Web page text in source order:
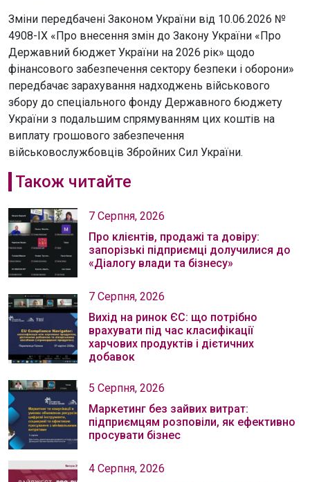
Зміни передбачені Законом України від 10.06.2026 №
4908-ІХ «Про внесення змін до Закону України «Про
Державний бюджет України на 2026 рік» щодо
фінансового забезпечення сектору безпеки і оборони»
передбачає зарахування надходжень військового
збору до спеціального фонду Державного бюджету
України з подальшим спрямуванням цих коштів на
виплату грошового забезпечення
військовослужбовців Збройних Сил України.
Також читайте
7 Серпня, 2026
Про клієнтів, продажі та довіру:
запорізькі підприємці долучилися до
«Діалогу влади та бізнесу»
7 Серпня, 2026
Вихід на ринок ЄС: що потрібно
врахувати під час класифікації
харчових продуктів і дієтичних
добавок
5 Серпня, 2026
Маркетинг без зайвих витрат:
підприємцям розповіли, як ефективно
просувати бізнес
4 Серпня, 2026